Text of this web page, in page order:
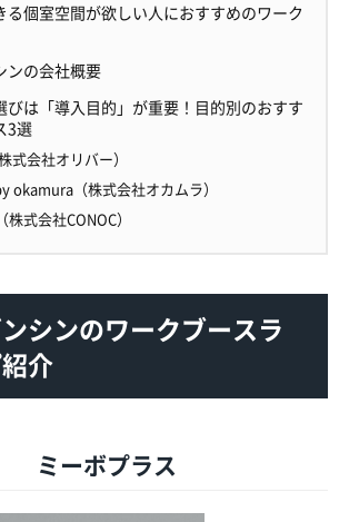
る個室空間が欲しい人におすすめのワーク
ンの会社概要
びは「導入目的」が重要！目的別のおすす
3選
式会社オリバー）
okamura（株式会社オカムラ）
式会社CONOC）
シンのワークブースラ
介
ミーボプラス